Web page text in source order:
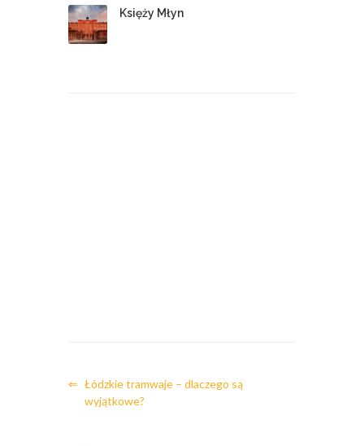
Księży Młyn
⇐ Łódzkie tramwaje – dlaczego są
wyjątkowe?